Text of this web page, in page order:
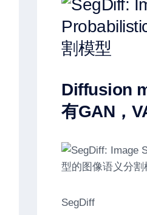
Diffusion
有GAN，
SegDiff